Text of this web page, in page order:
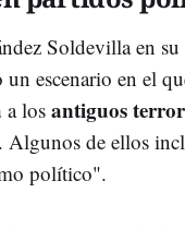
Soldevilla en
un escenario en el
a los antiguos
. Algunos de ellos
político".